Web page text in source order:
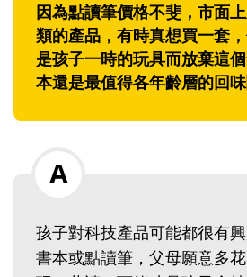
因為點讀筆價格不斐，市面
類的產品，有時真想買一套
是孩子一時的玩具而放棄這
本還是最值得各年齡層的回味
孩子對科技產品可能都很有
書本或點讀筆，父母願意多